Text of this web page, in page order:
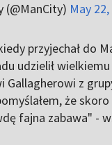
May
przyjechał do
udzielił
z
że
fajna zabawa" -